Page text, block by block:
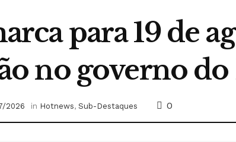
para 19 de
no governo do
2026 in Hotnews, Sub-Destaques 0